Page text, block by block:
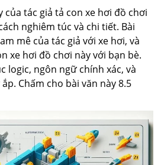
của tác giả tả con xe hơi đồ chơi
nghiêm túc và chi tiết. Bài
mê của tác giả với xe hơi, và
xe hơi đồ chơi này với bạn bè.
logic, ngôn ngữ chính xác, và
Chấm cho bài văn này 8.5